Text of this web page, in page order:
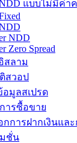
แบบไม่มีค่
NDD
Zero Spread
สลาม
สวอป
มูลสเปรด
ารซื้อขาย
กการฝากเงินแล
ชั่น